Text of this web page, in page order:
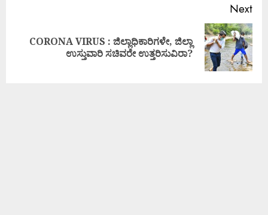
Next
CORONA VIRUS : ಜಿಲ್ಲಾಧಿಕಾರಿಗಳೇ, ಜಿಲ್ಲಾ
ಉಸ್ತುವಾರಿ ಸಚಿವರೇ ಉತ್ತರಿಸುವಿರಾ?